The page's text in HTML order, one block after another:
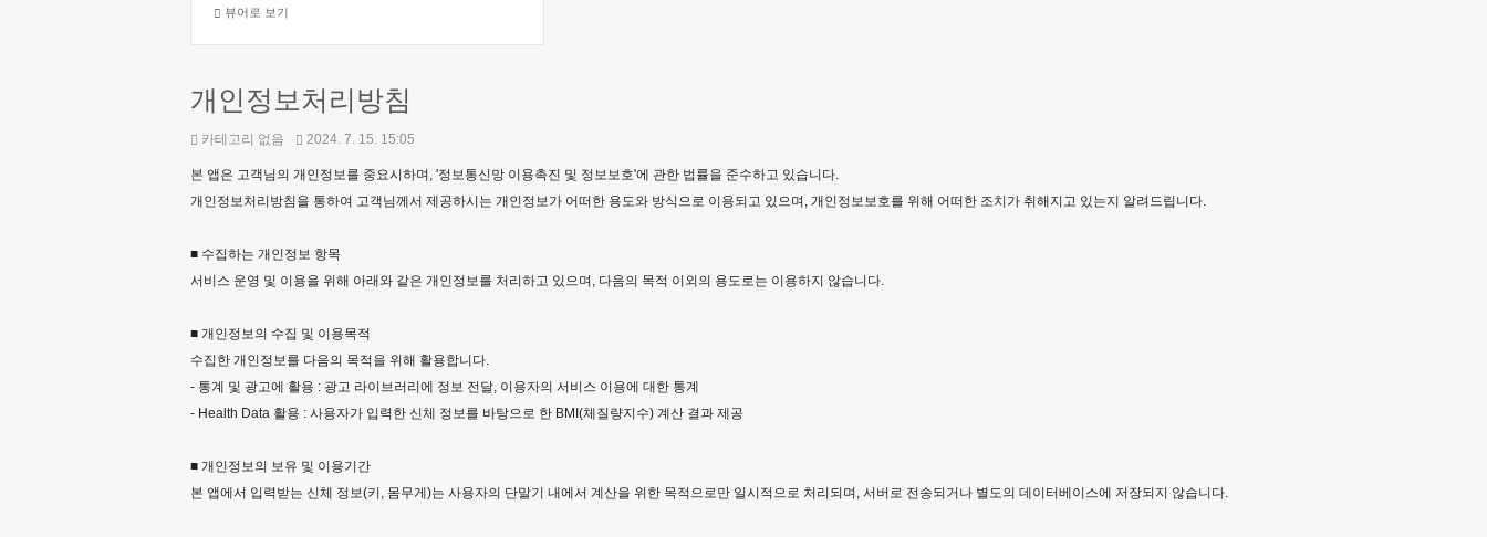
뷰어로 보기
개인정보처리방침
카테고리 없음 2024. 7. 15. 15:05
본 앱은 고객님의 개인정보를 중요시하며, '정보통신망 이용촉진 및 정보보호'에 관한 법률을 준수하고 있습니다.
개인정보처리방침을 통하여 고객님께서 제공하시는 개인정보가 어떠한 용도와 방식으로 이용되고 있으며, 개인정보보호를 위해 어떠한 조치가 취해지고 있는지 알려드립니다.
■ 수집하는 개인정보 항목
서비스 운영 및 이용을 위해 아래와 같은 개인정보를 처리하고 있으며, 다음의 목적 이외의 용도로는 이용하지 않습니다.
■ 개인정보의 수집 및 이용목적
수집한 개인정보를 다음의 목적을 위해 활용합니다.
- 통계 및 광고에 활용 : 광고 라이브러리에 정보 전달, 이용자의 서비스 이용에 대한 통계
- Health Data 활용 : 사용자가 입력한 신체 정보를 바탕으로 한 BMI(체질량지수) 계산 결과 제공
■ 개인정보의 보유 및 이용기간
본 앱에서 입력받는 신체 정보(키, 몸무게)는 사용자의 단말기 내에서 계산을 위한 목적으로만 일시적으로 처리되며, 서버로 전송되거나 별도의 데이터베이스에 저장되지 않습니다.